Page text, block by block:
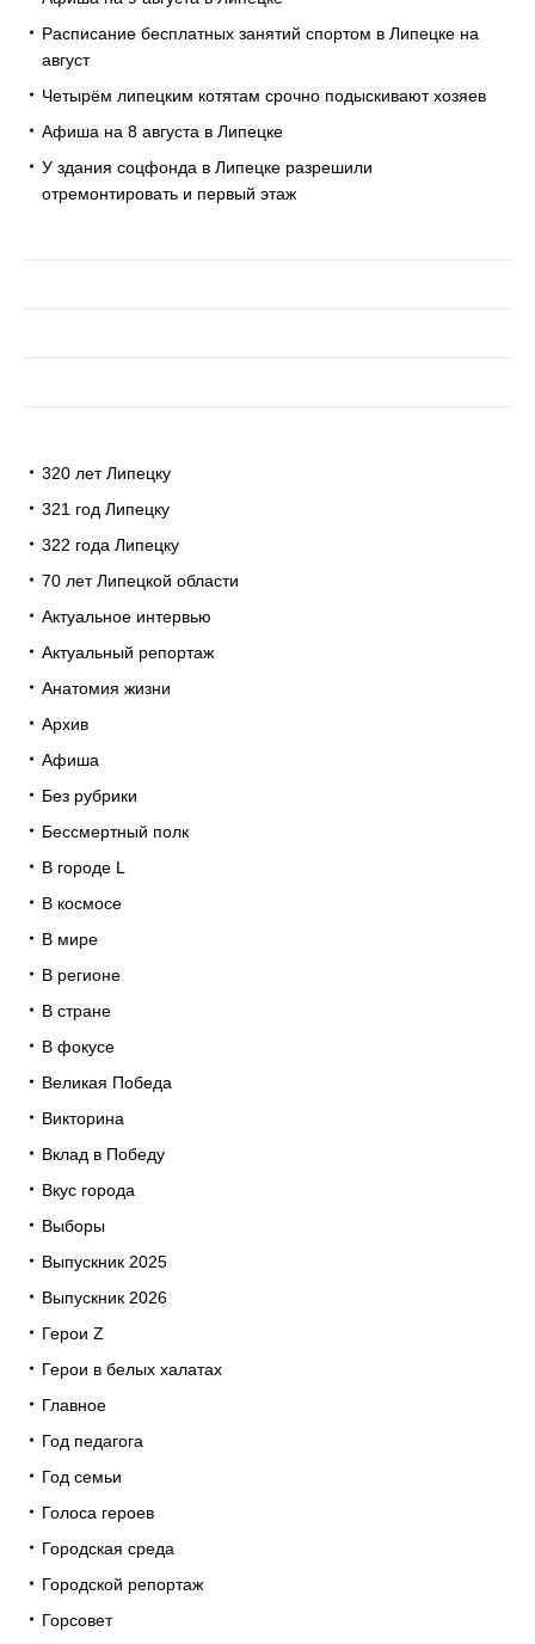
Расписание бесплатных занятий спортом в Липецке на
август
Четырём липецким котятам срочно подыскивают хозяев
Афиша на 8 августа в Липецке
У здания соцфонда в Липецке разрешили
отремонтировать и первый этаж
320 лет Липецку
321 год Липецку
322 года Липецку
70 лет Липецкой области
Актуальное интервью
Актуальный репортаж
Анатомия жизни
Архив
Афиша
Без рубрики
Бессмертный полк
В городе L
В космосе
В мире
В регионе
В стране
В фокусе
Великая Победа
Викторина
Вклад в Победу
Вкус города
Выборы
Выпускник 2025
Выпускник 2026
Герои Z
Герои в белых халатах
Главное
Год педагога
Год семьи
Голоса героев
Городская среда
Городской репортаж
Горсовет